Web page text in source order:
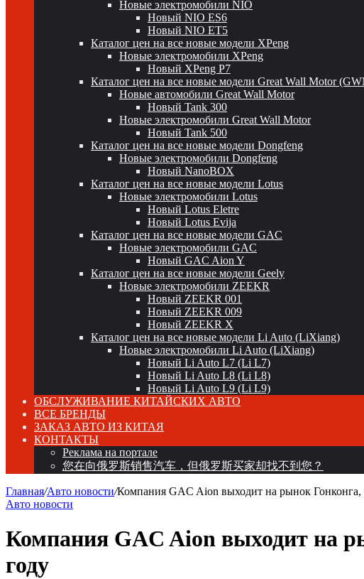
Новые электромобили NIO
Новый NIO ES6
Новый NIO ET5
Каталог цен на все новые модели XPeng
Новые электромобили XPeng
Новый XPeng P7
Каталог цен на все новые модели Great Wall Motor
Новые автомобили Great Wall Motor
Новый Tank 300
Новые электромобили Great Wall Motor
Новый Tank 500
Каталог цен на все новые модели Dongfeng
Новые электромобили Dongfeng
Новый NanoBOX
Каталог цен на все новые модели Lotus
Новые электромобили Lotus
Новый Lotus Eletre
Новый Lotus Evija
Каталог цен на все новые модели GAC
Новые электромобили GAC
Новый GAC Aion Y
Каталог цен на все новые модели Geely
Новые электромобили ZEEKR
Новый ZEEKR 001
Новый ZEEKR 009
Новый ZEEKR X
Каталог цен на все новые модели Li Auto (LiXiang)
Новые электромобили Li Auto (LiXiang)
Новый Li Auto L7 (Li L7)
Новый Li Auto L8 (Li L8)
Новый Li Auto L9 (Li L9)
ОБСЛУЖИВАНИЕ КИТАЙСКИХ АВТО
ВСЕ БРЕНДЫ
ЗАКАЗ АВТО ИЗ КИТАЯ
КОНТАКТЫ
Реклама на портале
您在向俄罗斯销售汽车，但俄罗斯买家却找不到您？
Главная/Авто новости/Компания GAC Aion выходит на рынок Гонконга,
Авто новости
Компания GAC Aion выходит на
году